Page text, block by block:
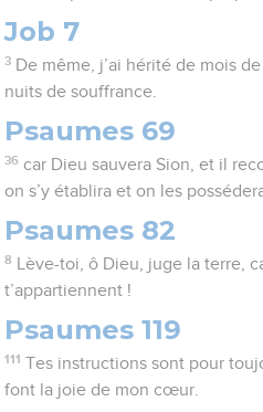
Job 7
3 De même, j’ai hérité de mois
nuits de souffrance.
Psaumes 69
36 car Dieu sauvera Sion, et il
on s’y établira et on les
Psaumes 82
8
Lève-toi, ô Dieu, juge la terre,
t’appartiennent !
Psaumes 119
111 Tes instructions sont pour
font la joie de mon cœur.